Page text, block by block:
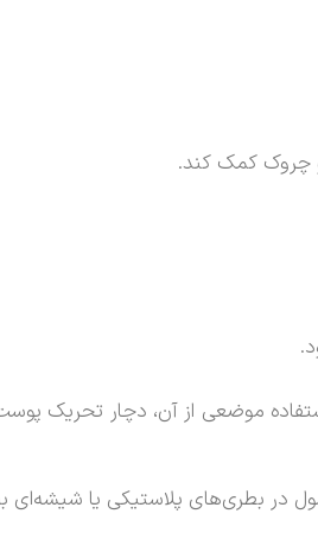
و چروک کمک کند.
موضعی از آن، دچار تحریک پوست
در بطری‌های پلاستیکی یا